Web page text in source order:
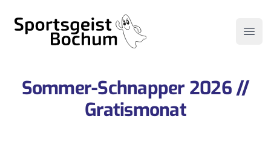
Sportsgeist Bochum
Sommer-Schnapper 2026 //
Gratismonat